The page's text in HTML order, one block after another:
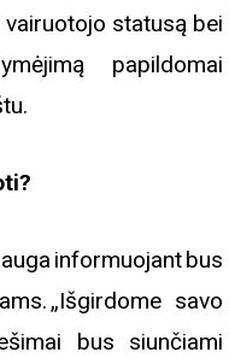
statusą bei
papildomai
informuojant bus
„Išgirdome savo
bus siunčiami